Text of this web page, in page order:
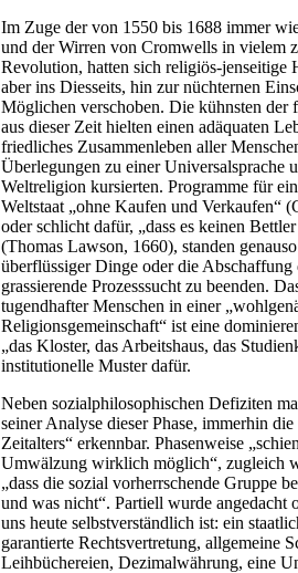
Im Zuge der von 1550 bis 1688 immer
und der Wirren von Cromwells in vielem
Revolution, hatten sich religiös-jenseitige
aber ins Diesseits, hin zur nüchternen
Möglichen verschoben. Die kühnsten der
aus dieser Zeit hielten einen adäquaten
friedliches Zusammenleben aller
Überlegungen zu einer Universalsprache
Weltreligion kursierten. Programme für
Weltstaat „ohne Kaufen und Verkaufen“
oder schlicht dafür, „dass es keinen
(Thomas Lawson, 1660), standen
überflüssiger Dinge oder die
grassierende Prozesssucht zu beenden.
tugendhafter Menschen in einer
Religionsgemeinschaft“ ist eine
„das Kloster, das Arbeitshaus, das
institutionelle Muster dafür.
Neben sozialphilosophischen Defiziten
seiner Analyse dieser Phase, immerhin
Zeitalters“ erkennbar. Phasenweise
Umwälzung wirklich möglich“, zugleich
„dass die sozial vorherrschende Gruppe
und was nicht“. Partiell wurde angedacht
uns heute selbstverständlich ist: ein
garantierte Rechtsvertretung, allgemeine
Leihbüchereien, Dezimalwährung, eine